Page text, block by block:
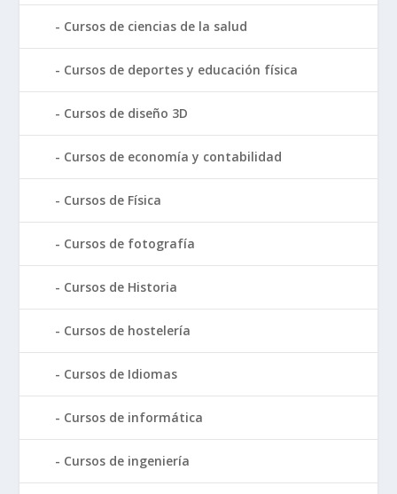
Cursos de ciencias de la salud
Cursos de deportes y educación física
Cursos de diseño 3D
Cursos de economía y contabilidad
Cursos de Física
Cursos de fotografía
Cursos de Historia
Cursos de hostelería
Cursos de Idiomas
Cursos de informática
Cursos de ingeniería